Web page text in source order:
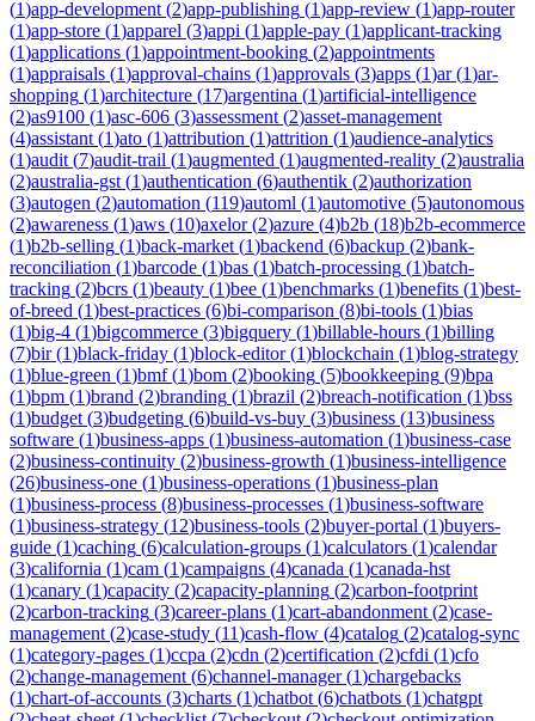
(1)app-development (2)app-publishing (1)app-review (1)app-router
(1)app-store (1)apparel (3)appi (1)apple-pay (1)applicant-tracking
(1)applications (1)appointment-booking (2)appointments
(1)appraisals (1)approval-chains (1)approvals (3)apps (1)ar(1)ar-
shopping (1)architecture (17)argentina (1)artificial-intelligence
(2)as9100 (1)asc-606 (3)assessment (2)asset-management
(4)assistant (1)ato (1)attribution (1)attrition (1)audience-analytics
(1)audit (7)audit-trail (1)augmented (1)augmented-reality (2)australia
(2)australia-gst (1)authentication (6)authentik (2)authorization
(3)autogen (2)automation (119)automl (1)automotive (5)autonomous
(2)awareness (1)aws (10)axelor(2)azure (4)b2b (18)b2b-ecommerce
(1)b2b-selling (1)back-market (1)backend (6)backup (2)bank-
reconciliation (1)barcode (1)bas (1)batch-processing (1)batch-
tracking (2)bcrs (1)beauty (1)bee (1)benchmarks (1)benefits (1)best-
of-breed (1)best-practices (6)bi-comparison (8)bi-tools (1)bias
(1)big-4 (1)bigcommerce (3)bigquery (1)billable-hours (1)billing
(7)bir(1)black-friday (1)block-editor(1)blockchain (1)blog-strategy
(1)blue-green (1)bmf(1)bom (2)booking (5)bookkeeping (9)bpa
(1)bpm (1)brand (2)branding (1)brazil (2)breach-notification (1)bss
(1)budget (3)budgeting (6)build-vs-buy (3)business (13)business
software (1)business-apps (1)business-automation (1)business-case
(2)business-continuity (2)business-growth (1)business-intelligence
(26)business-one (1)business-operations (1)business-plan
(1)business-process (8)business-processes (1)business-software
(1)business-strategy (12)business-tools (2)buyer-portal (1)buyers-
guide (1)caching (6)calculation-groups (1)calculators (1)calendar
(3)california (1)cam (1)campaigns (4)canada (1)canada-hst
(1)canary (1)capacity (2)capacity-planning (2)carbon-footprint
(2)carbon-tracking (3)career-plans (1)cart-abandonment (2)case-
management (2)case-study (11)cash-flow (4)catalog (2)catalog-sync
(1)category-pages (1)ccpa (2)cdn (2)certification (2)cfdi (1)cfo
(2)change-management (6)channel-manager(1)chargebacks
(1)chart-of-accounts (3)charts (1)chatbot (6)chatbots (1)chatgpt